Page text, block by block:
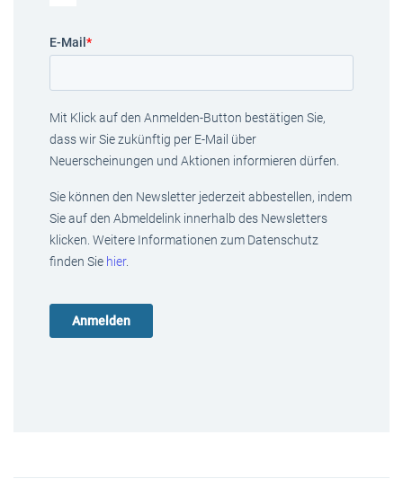
E-Mail *
Mit Klick auf den Anmelden-Button bestätigen Sie,
dass wir Sie zukünftig per E-Mail über
Neuerscheinungen und Aktionen informieren dürfen.
Sie können den Newsletter jederzeit abbestellen, indem
Sie auf den Abmeldelink innerhalb des Newsletters
klicken. Weitere Informationen zum Datenschutz
finden Sie hier.